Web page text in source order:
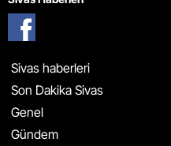
Sivas haberleri
Son Dakika Sivas
Genel
Gündem